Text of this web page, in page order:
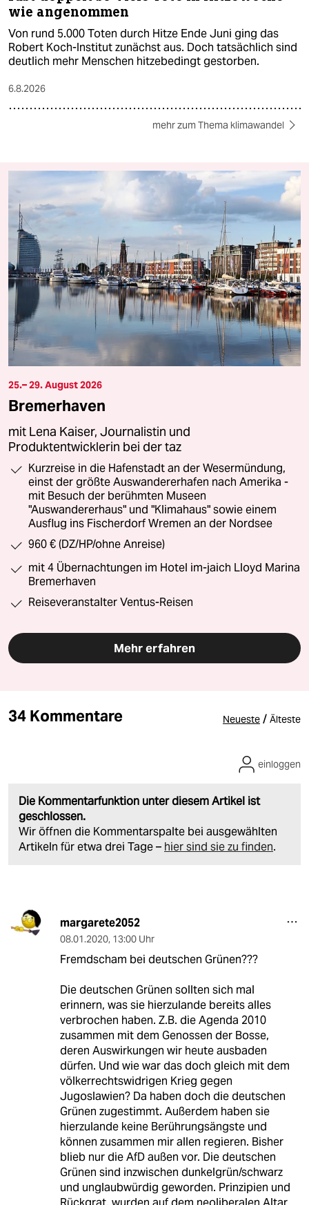
wie angenommen
Von rund 5.000 Toten durch Hitze Ende Juni ging das
Robert Koch-Institut zunächst aus. Doch tatsächlich sind
deutlich mehr Menschen hitzebedingt gestorben.
6.8.2026
mehr zum Thema klimawandel
25.– 29. August 2026
Bremerhaven
mit Lena Kaiser, Journalistin und
Produktentwicklerin bei der taz
Kurzreise in die Hafenstadt an der Wesermündung,
einst der größte Auswandererhafen nach Amerika -
mit Besuch der berühmten Museen
"Auswandererhaus" und "Klimahaus" sowie einem
Ausflug ins Fischerdorf Wremen an der Nordsee
960 € (DZ/HP/ohne Anreise)
mit 4 Übernachtungen im Hotel im-jaich Lloyd Marina
Bremerhaven
Reiseveranstalter Ventus-Reisen
Mehr erfahren
34 Kommentare Neueste / Älteste
Die Kommentarfunktion unter diesem Artikel ist
geschlossen.
Wir öffnen die Kommentarspalte bei ausgewählten
Artikeln für etwa drei Tage – hier sind sie zu finden.
einloggen
margarete2052
08.01.2020, 13:00 Uhr
Fremdscham bei deutschen Grünen???
Die deutschen Grünen sollten sich mal
erinnern, was sie hierzulande bereits alles
verbrochen haben. Z.B. die Agenda 2010
zusammen mit dem Genossen der Bosse,
deren Auswirkungen wir heute ausbaden
dürfen. Und wie war das doch gleich mit dem
völkerrechtswidrigen Krieg gegen
Jugoslawien? Da haben doch die deutschen
Grünen zugestimmt. Außerdem haben sie
hierzulande keine Berührungsängste und
können zusammen mir allen regieren. Bisher
blieb nur die AfD außen vor. Die deutschen
Grünen sind inzwischen dunkelgrün/schwarz
und unglaubwürdig geworden. Prinzipien und